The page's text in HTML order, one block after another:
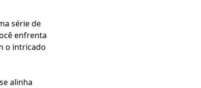
série de
enfrenta
o intricado
alinha